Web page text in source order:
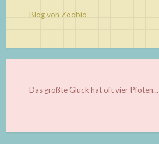
Blog von Zoobio
Das größte Glück hat oft vier Pfoten...